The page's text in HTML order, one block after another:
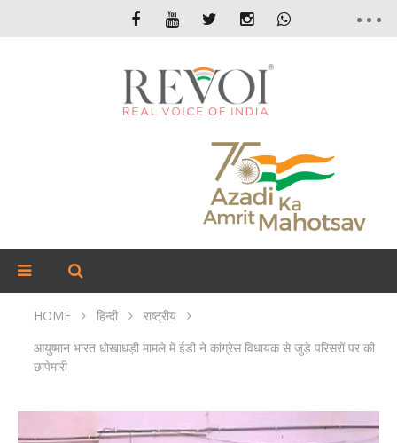
HOME हिन्दी
राष्ट्रीय
आयुष्मान भारत धोखाधड़ी मामले में ईडी ने कांग्रेस विधायक से जुड़े परिसरों पर की
छापेमारी